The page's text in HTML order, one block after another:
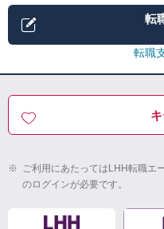
転
転職
※ ご利用にあたってはLHH転職エ
のログインが必要です。